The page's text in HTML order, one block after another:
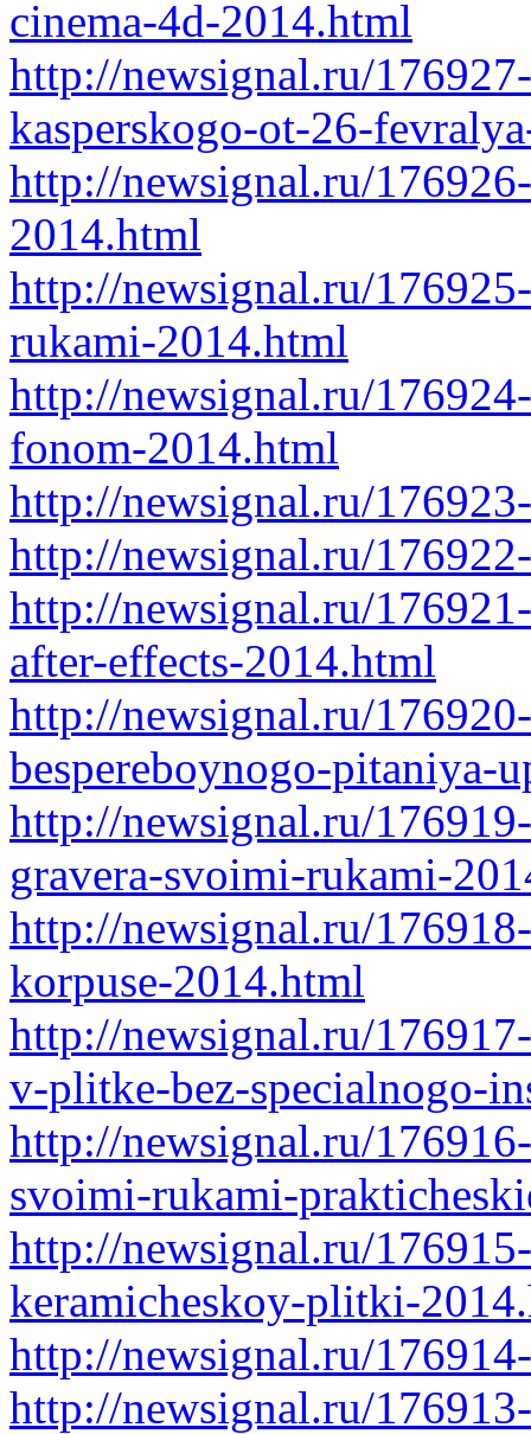
cinema-4d-2014.html
http://newsignal.ru/
kasperskogo-ot-26-
http://newsignal.ru/
2014.html
http://newsignal.ru/
rukami-2014.html
http://newsignal.ru/
fonom-2014.html
http://newsignal.ru/
http://newsignal.ru/
http://newsignal.ru/
after-effects-2014.html
http://newsignal.ru/
bespereboynogo-pitaniya-
http://newsignal.ru/
gravera-svoimi-rukami-
http://newsignal.ru/
korpuse-2014.html
http://newsignal.ru/
v-plitke-bez-specialnogo-
http://newsignal.ru/
svoimi-rukami-
http://newsignal.ru/
keramicheskoy-plitki-
http://newsignal.ru/
http://newsignal.ru/